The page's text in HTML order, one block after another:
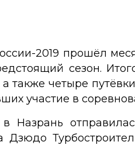
2019 прошёл
сезон.
также четыре
участие в
Назрань
Дзюдо